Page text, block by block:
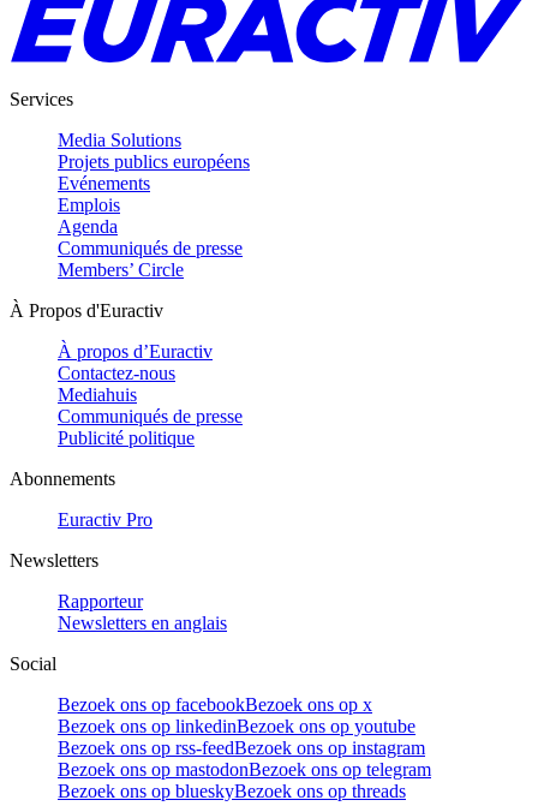
Services
Media Solutions
Projets publics européens
Evénements
Emplois
Agenda
Communiqués de presse
Members’ Circle
À Propos d'Euractiv
À propos d’Euractiv
Contactez-nous
Mediahuis
Communiqués de presse
Publicité politique
Abonnements
Euractiv Pro
Newsletters
Rapporteur
Newsletters en anglais
Social
Bezoek ons op facebookBezoek ons op x
Bezoek ons op linkedinBezoek ons op youtube
Bezoek ons op rss-feedBezoek ons op instagram
Bezoek ons op mastodonBezoek ons op telegram
Bezoek ons op blueskyBezoek ons op threads